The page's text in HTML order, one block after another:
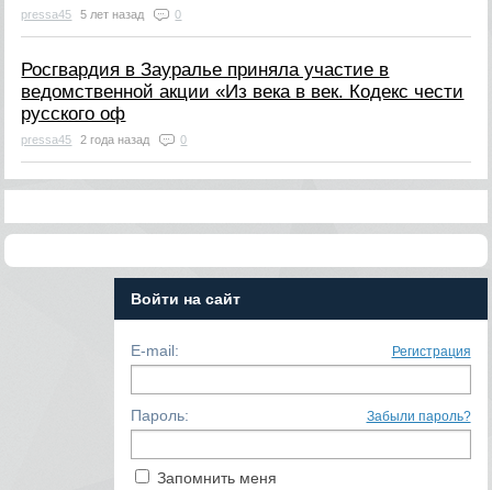
pressa45 5 лет назад 0
Росгвардия в Зауралье приняла участие в
ведомственной акции «Из века в век. Кодекс чести
русского оф
pressa45 2 года назад 0
Войти на сайт
E-mail: Регистрация
Пароль: Забыли пароль?
Запомнить меня